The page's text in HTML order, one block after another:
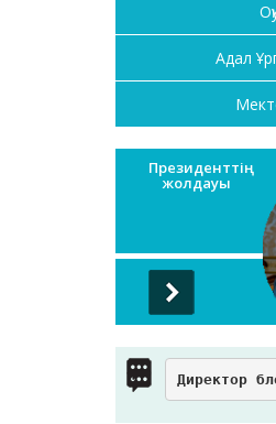
Адал
Президенттің
жолдауы
Директор